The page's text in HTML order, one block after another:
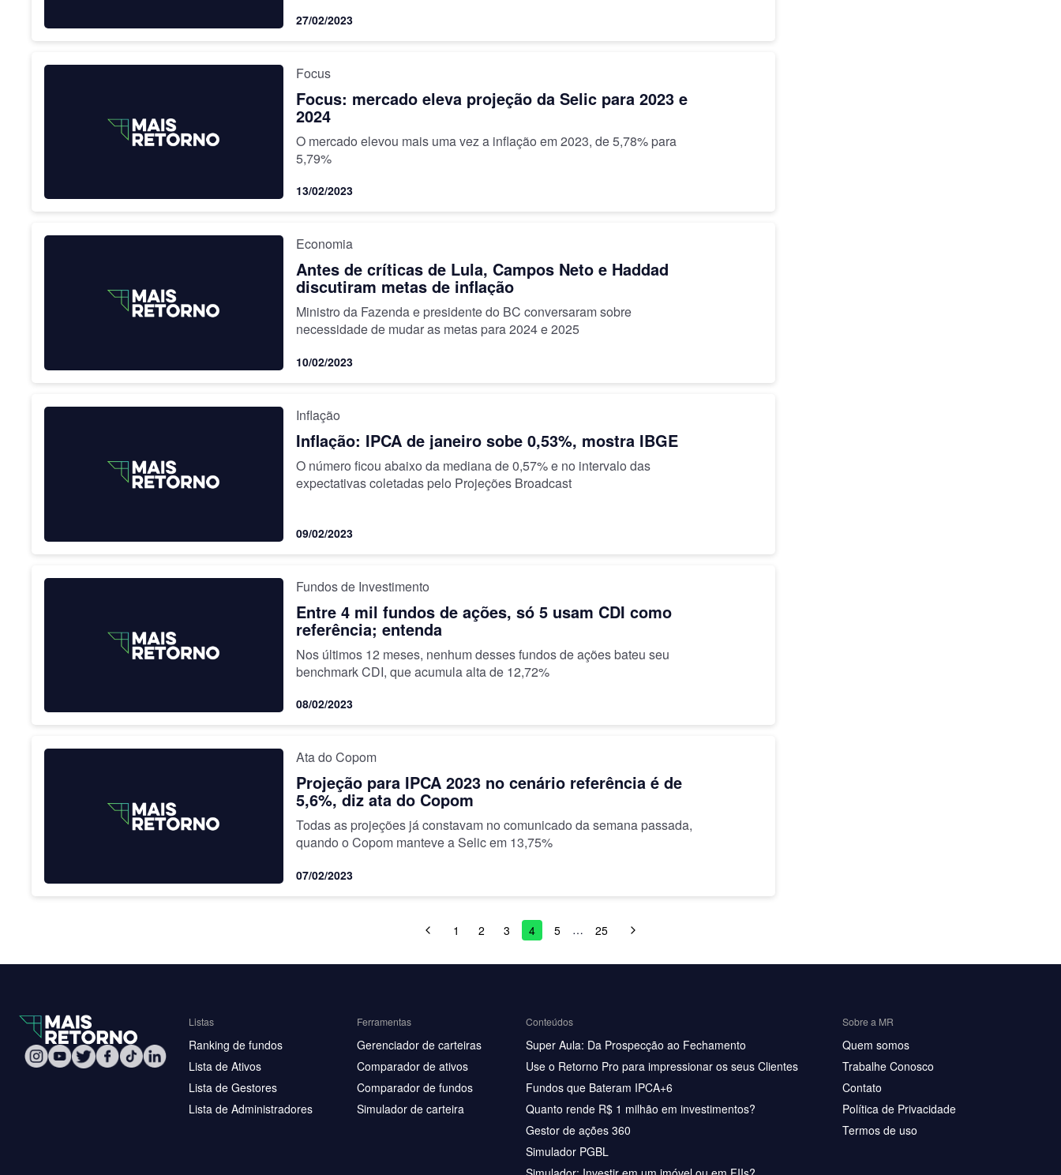
27/02/2023
Focus
Focus: mercado eleva projeção da Selic para 2023 e
2024
O mercado elevou mais uma vez a inflação em 2023, de 5,78% para
5,79%
13/02/2023
Economia
Antes de críticas de Lula, Campos Neto e Haddad
discutiram metas de inflação
Ministro da Fazenda e presidente do BC conversaram sobre
necessidade de mudar as metas para 2024 e 2025
10/02/2023
Inflação
Inflação: IPCA de janeiro sobe 0,53%, mostra IBGE
O número ficou abaixo da mediana de 0,57% e no intervalo das
expectativas coletadas pelo Projeções Broadcast
09/02/2023
Fundos de Investimento
Entre 4 mil fundos de ações, só 5 usam CDI como
referência; entenda
Nos últimos 12 meses, nenhum desses fundos de ações bateu seu
benchmark CDI, que acumula alta de 12,72%
08/02/2023
Ata do Copom
Projeção para IPCA 2023 no cenário referência é de
5,6%, diz ata do Copom
Todas as projeções já constavam no comunicado da semana passada,
quando o Copom manteve a Selic em 13,75%
07/02/2023
1 2 3 4 5 … 25
Listas
Ranking de fundos
Lista de Ativos
Lista de Gestores
Lista de Administradores
Ferramentas
Gerenciador de carteiras
Comparador de ativos
Comparador de fundos
Simulador de carteira
Conteúdos
Super Aula: Da Prospecção ao Fechamento
Use o Retorno Pro para impressionar os seus Clientes
Fundos que Bateram IPCA+6
Quanto rende R$ 1 milhão em investimentos?
Gestor de ações 360
Simulador PGBL
Sobre a MR
Quem somos
Trabalhe Conosco
Contato
Política de Privacidade
Termos de uso